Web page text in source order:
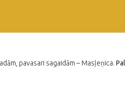
pavasari sagaidām – Masļeņica.